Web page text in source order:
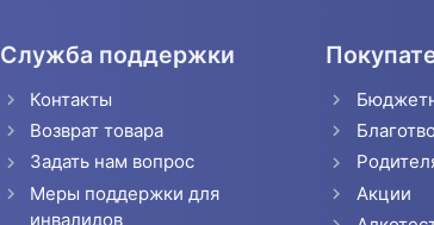
Служба поддержки
Контакты
Возврат товара
Задать нам вопрос
Меры поддержки для
инвалидов
Акции